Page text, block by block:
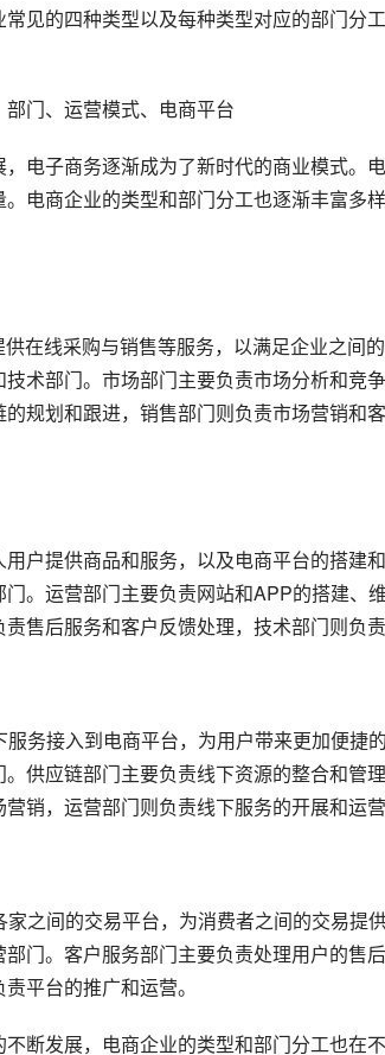
见的四种类型以及每种类型对应的部门分
门、运营模式、电商平台
电子商务逐渐成为了新时代的商业模式。
电商企业的类型和部门分工也逐渐丰富多
在线采购与销售等服务，以满足企业之间
术部门。市场部门主要负责市场分析和竞
规划和跟进，销售部门则负责市场营销和
户提供商品和服务，以及电商平台的搭建
。运营部门主要负责网站和APP的搭建、
售后服务和客户反馈处理，技术部门则负
务接入到电商平台，为用户带来更加便捷
供应链部门主要负责线下资源的整合和管
销，运营部门则负责线下服务的开展和运营
之间的交易平台，为消费者之间的交易提
门。客户服务部门主要负责处理用户的售
平台的推广和运营。
断发展，电商企业的类型和部门分工也在